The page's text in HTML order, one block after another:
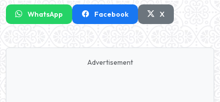
WhatsApp Facebook X
Advertisement